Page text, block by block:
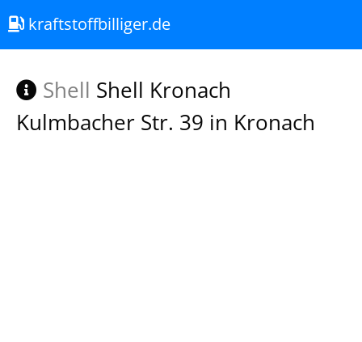
kraftstoffbilliger.de
Shell Shell Kronach
Kulmbacher Str. 39 in Kronach